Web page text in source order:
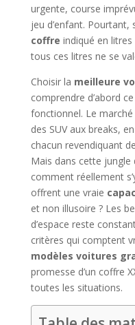
urgente, course
jeu d’enfant. Pourtant,
coffre indiqué en
tous ces litres ne se
Choisir la meilleure
comprendre d’abord
fonctionnel. Le
des SUV aux breaks,
chacun revendiquant
Mais dans cette
comment réellement
offrent une vraie
et non illusoire ? Les
d’espace reste
critères qui comptent
modèles voitures
promesse d’un coffre
toutes les situations.